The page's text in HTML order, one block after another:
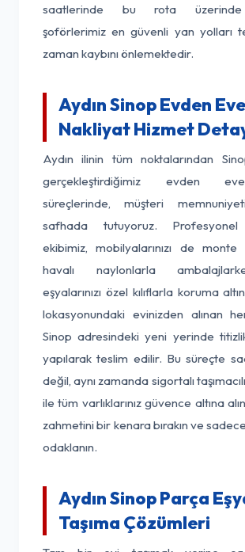
saatlerinde bu rota üzerinde
şoförlerimiz en güvenli yan yolları
zaman kaybını önlemektedir.
Aydın Sinop Evden Eve
Nakliyat Hizmet
Aydın ilinin tüm noktalarından
gerçekleştirdiğimiz evden
süreçlerinde, müşteri
safhada tutuyoruz. Profesyonel
ekibimiz, mobilyalarınızı de
havalı naylonlarla
eşyalarınızı özel kılıflarla koruma
lokasyonundaki evinizden alınan
Sinop adresindeki yeni yerinde
yapılarak teslim edilir. Bu süreçte
değil, aynı zamanda sigortalı
ile tüm varlıklarınız güvence altına
zahmetini bir kenara bırakın ve
odaklanın.
Aydın Sinop Parça
Taşıma Çözümleri